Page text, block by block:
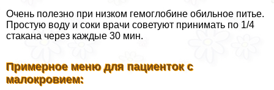
Очень полезно при низком гемоглобине обильное питье.
Простую воду и соки врачи советуют принимать по 1/4
стакана через каждые 30 мин.
Примерное меню для пациенток с
малокровием: